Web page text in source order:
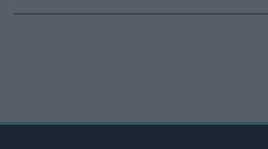
Τα κουνούπια τελικά έχουν πράγματι